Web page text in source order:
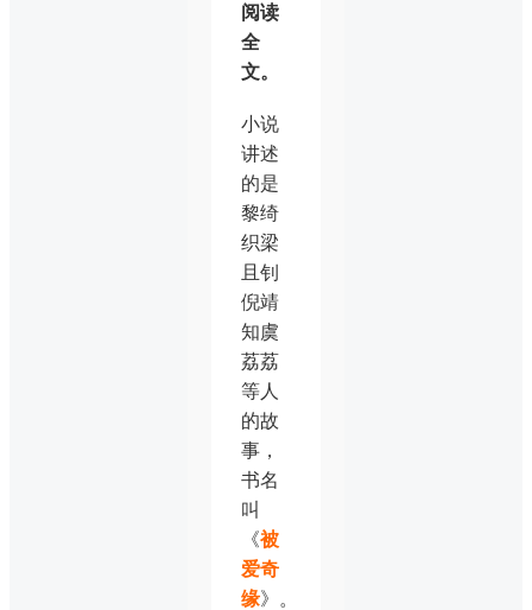
阅读
全
文。
小说
讲述
的是
黎绮
织梁
且钊
倪靖
知虞
荔荔
等人
的故
事，
书名
叫
《被
爱奇
缘》。